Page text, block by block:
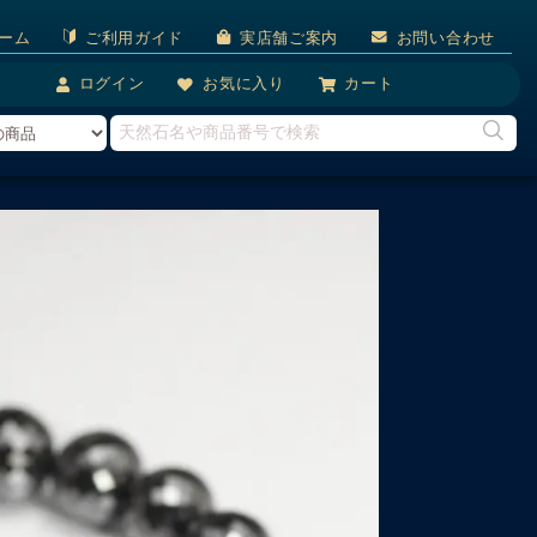
ム ご利用ガイド 実店舗ご案内 お問い合わせ
ログイン お気に入り カート